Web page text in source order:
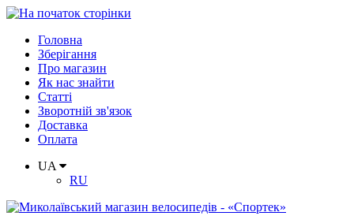
Головна
Зберігання
Про магазин
Як нас знайти
Статті
Зворотній зв'язок
Доставка
Оплата
UA
RU